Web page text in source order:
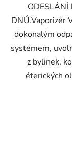
ODESLÁNÍ
DNŮ.Vaporizér
dokonalým
systémem,
z bylinek,
éterických